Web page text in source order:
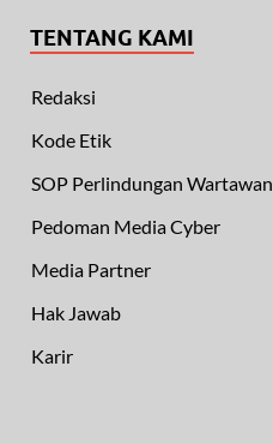
TENTANG KAMI
Redaksi
Kode Etik
SOP Perlindungan Wartawan
Pedoman Media Cyber
Media Partner
Hak Jawab
Karir